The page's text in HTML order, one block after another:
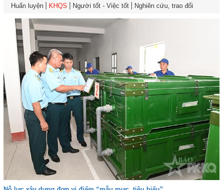
Huấn luyện
KHQS Người tốt - Việc tốt Nghiên cứu, trao đổi